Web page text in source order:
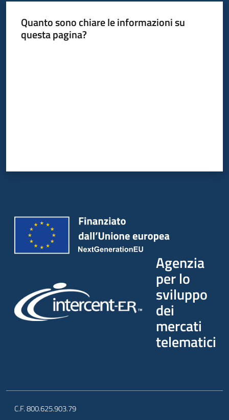
Quanto sono chiare le informazioni su
questa pagina?
Agenzia
per lo
sviluppo
dei
mercati
telematici
C.F. 800.625.903.79